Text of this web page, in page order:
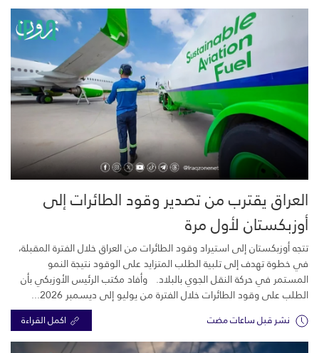
العراق يقترب من تصدير وقود الطائرات إلى
أوزبكستان لأول مرة
تتجه أوزبكستان إلى استيراد وقود الطائرات من العراق خلال الفترة المقبلة،
في خطوة تهدف إلى تلبية الطلب المتزايد على الوقود نتيجة النمو
المستمر في حركة النقل الجوي بالبلاد. وأفاد مكتب الرئيس الأوزبكي بأن
الطلب على وقود الطائرات خلال الفترة من يوليو إلى ديسمبر 2026...
نشر قبل ساعات مضت اكمل القراءة